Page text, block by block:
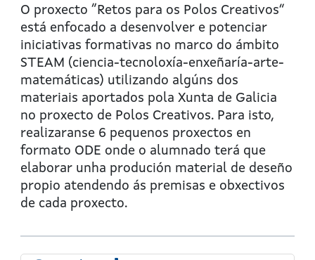
Retos
para
os
Polos
Creativos:
Casas
para
Marte
O proxecto “Retos para os Polos Creativos”
está enfocado a desenvolver e potenciar
iniciativas formativas no marco do ámbito
STEAM (ciencia-tecnoloxía-enxeñaría-arte-
matemáticas) utilizando algúns dos
materiais aportados pola Xunta de Galicia
no proxecto de Polos Creativos. Para isto,
realizaranse 6 pequenos proxectos en
formato ODE onde o alumnado terá que
elaborar unha produción material de deseño
propio atendendo ás premisas e obxectivos
de cada proxecto.